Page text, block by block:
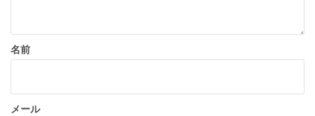
名前
メール